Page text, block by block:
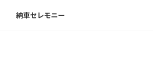
納車セレモニー